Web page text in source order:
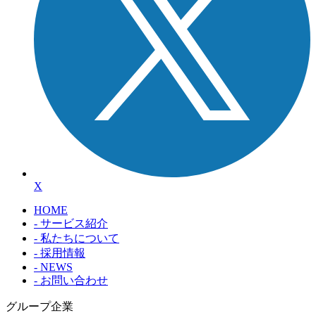
X
HOME
- サービス紹介
- 私たちについて
- 採用情報
- NEWS
- お問い合わせ
グループ企業